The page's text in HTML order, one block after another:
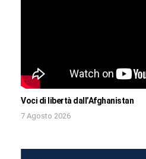
Voci di libertà dall’Afghanistan
7 Agosto 2026